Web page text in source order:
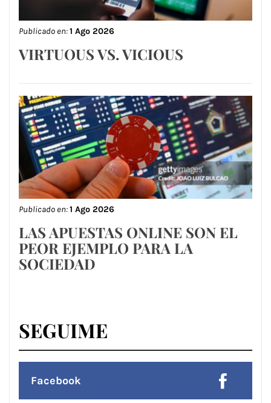
Publicado en:1 Ago 2026
VIRTUOUS VS. VICIOUS
Publicado en:1 Ago 2026
LAS APUESTAS ONLINE SON EL
PEOR EJEMPLO PARA LA
SOCIEDAD
SEGUIME
Facebook